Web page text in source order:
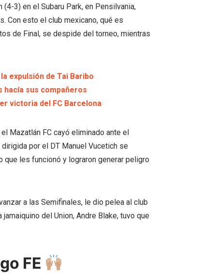
3) en el Subaru Park, en Pensilvania,
Con esto el club mexicano, qué es
de Final, se despide del torneo, mientras
expulsión de Tai Baribo
hacía sus compañeros
victoria del FC Barcelona
Mazatlán FC cayó eliminado ante el
por el DT Manuel Vucetich se
que les funcionó y lograron generar peligro
a las Semifinales, le dio pelea al club
del Union, Andre Blake, tuvo que
FE